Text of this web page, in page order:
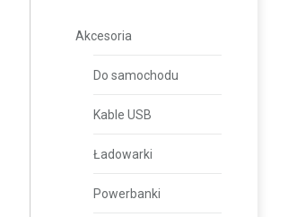
Akcesoria
Do samochodu
Kable USB
Ładowarki
Powerbanki